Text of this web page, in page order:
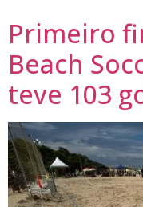
Primeiro
Beach
teve 103